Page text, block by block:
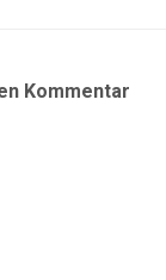
Kommentar